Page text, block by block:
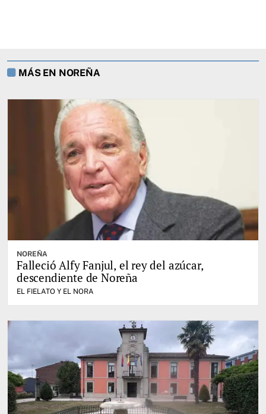
MÁS EN NOREÑA
NOREÑA
Falleció Alfy Fanjul, el rey del azúcar,
descendiente de Noreña
EL FIELATO Y EL NORA